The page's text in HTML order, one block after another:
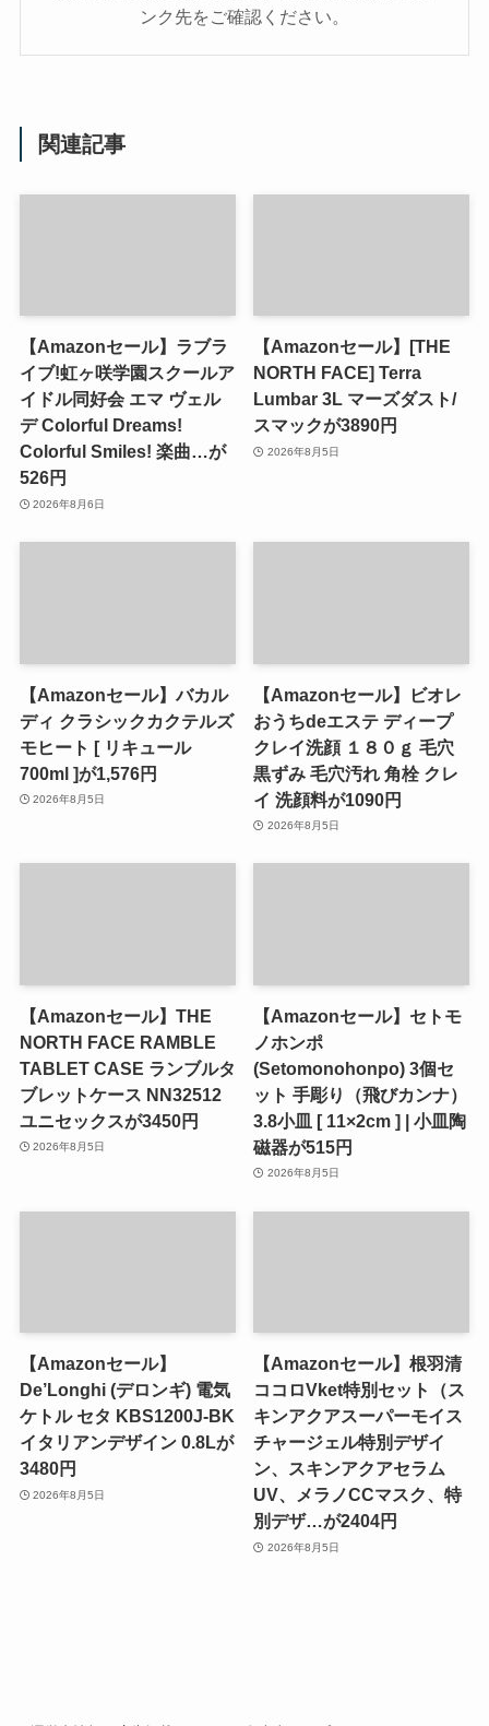
ンク先をご確認ください。
関連記事
【Amazonセール】ラブラ
イブ!虹ヶ咲学園スクールア
イドル同好会 エマ ヴェル
デ Colorful Dreams!
Colorful Smiles! 楽曲…が
526円
2026年8月6日
【Amazonセール】[THE
NORTH FACE] Terra
Lumbar 3L マーズダスト/
スマックが3890円
2026年8月5日
【Amazonセール】バカル
ディ クラシックカクテルズ
モヒート [ リキュール
700ml ]が1,576円
2026年8月5日
【Amazonセール】ビオレ
おうちdeエステ ディープ
クレイ洗顔 １８０ｇ 毛穴
黒ずみ 毛穴汚れ 角栓 クレ
イ 洗顔料が1090円
2026年8月5日
【Amazonセール】THE
NORTH FACE RAMBLE
TABLET CASE ランブルタ
ブレットケース NN32512
ユニセックスが3450円
2026年8月5日
【Amazonセール】セトモ
ノホンポ
(Setomonohonpo) 3個セ
ット 手彫り（飛びカンナ）
3.8小皿 [ 11×2cm ] | 小皿陶
磁器が515円
2026年8月5日
【Amazonセール】
De’Longhi (デロンギ) 電気
ケトル セタ KBS1200J-BK
イタリアンデザイン 0.8Lが
3480円
2026年8月5日
【Amazonセール】根羽清
ココロVket特別セット（ス
キンアクアスーパーモイス
チャージェル特別デザイ
ン、スキンアクアセラム
UV、メラノCCマスク、特
別デザ…が2404円
2026年8月5日